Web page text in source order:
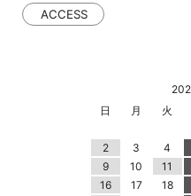
ACCESS
日
月 火
2
3 4
9
10 11
16
17 18